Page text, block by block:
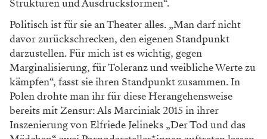
Strukturen und Ausdrucksformen“.
Politisch ist für sie an Theater alles. „Man darf nicht
davor zurückschrecken, den eigenen Standpunkt
darzustellen. Für mich ist es wichtig, gegen
Marginalisierung, für Toleranz und weibliche Werte zu
kämpfen“, fasst sie ihren Standpunkt zusammen. In
Polen drohte man ihr für diese Herangehensweise
bereits mit Zensur: Als Marciniak 2015 in ihrer
Inszenierung von Elfriede Jelineks „Der Tod und das